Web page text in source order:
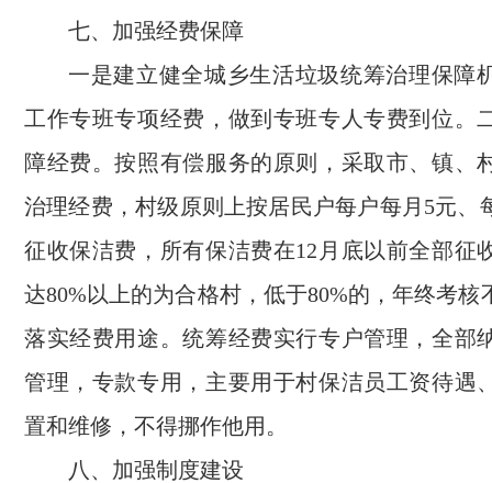
七、加强经费保障
一是建立健全城乡生活垃圾统筹治理保障
工作专班专项经费，做到专班专人专费到位。
障经费。按照有偿服务的原则，采取市、镇、
治理经费，村级原则上按居民户每户每月5元、
征收保洁费，所有保洁费在12月底以前全部征
达80%以上的为合格村，低于80%的，年终考核
落实经费用途。统筹经费实行专户管理，全部
管理，专款专用，主要用于村保洁员工资待遇
置和维修，不得挪作他用。
八、加强制度建设